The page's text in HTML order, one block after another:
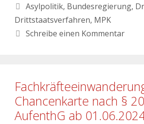
Asylpolitik, Bundesregierung,
Drittstaatsverfahren, MPK
Schreibe einen Kommentar
Chancenkarte nach §
AufenthG ab